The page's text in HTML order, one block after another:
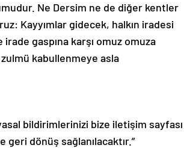
Ne Dersim ne de diğer kentler
Kayyımlar gidecek, halkın iradesi
gaspına karşı omuz omuza
zulmü kabullenmeye asla
bildirimlerinizi bize iletişim sayfası
dönüş sağlanılacaktır.”